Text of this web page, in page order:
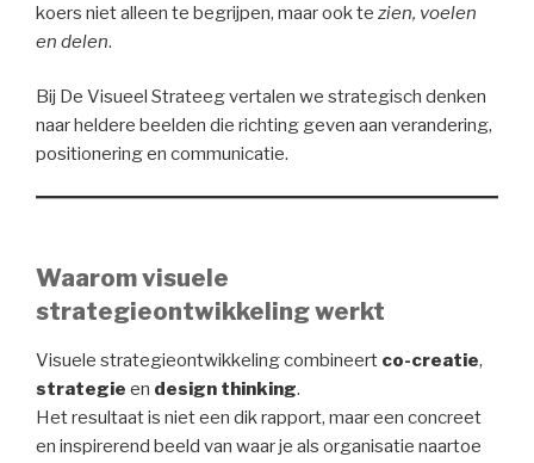
koers niet alleen te begrijpen, maar ook te zien, voelen
en delen.
Bij De Visueel Strateeg vertalen we strategisch denken
naar heldere beelden die richting geven aan verandering,
positionering en communicatie.
Waarom visuele
strategieontwikkeling werkt
Visuele strategieontwikkeling combineert co-creatie,
strategie en design thinking.
Het resultaat is niet een dik rapport, maar een concreet
en inspirerend beeld van waar je als organisatie naartoe